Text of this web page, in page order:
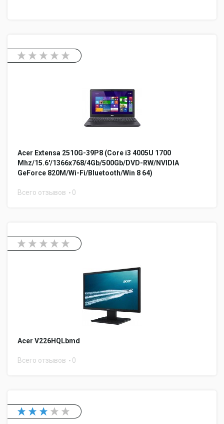
Acer Extensa 2510G-39P8 (Core i3 4005U 1700
Mhz/15.6'/1366x768/4Gb/500Gb/DVD-RW/NVIDIA
GeForce 820M/Wi-Fi/Bluetooth/Win 8 64)
Всего отзывов 0
Acer V226HQLbmd
Всего отзывов 0